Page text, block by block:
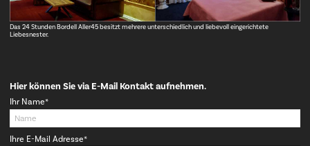
Das 24 Stunden Bordell Aller45 besitzt mehrere unterschiedlich und liebevoll eingerichtete
Liebesnester.
Hier können Sie via E-Mail Kontakt aufnehmen.
Pflichtfeld
Ihr Name*
Pflichtfeld
Ihre E-Mail Adresse*